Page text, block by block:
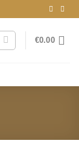
€0.00